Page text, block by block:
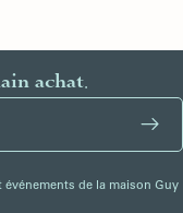
achat.
de la maison Guy